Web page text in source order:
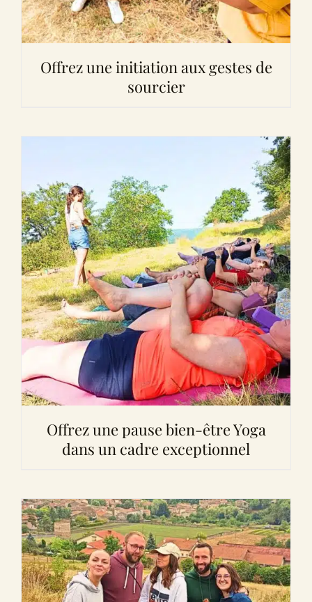
Offrez une initiation aux gestes de
sourcier
Offrez une pause bien-être Yoga
dans un cadre exceptionnel